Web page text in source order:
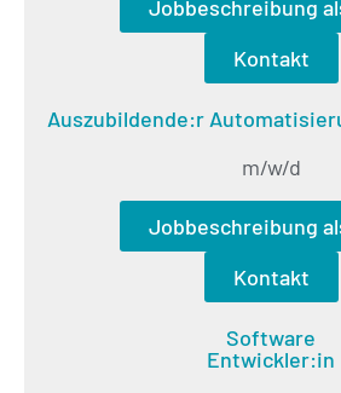
Jobbeschreibung
Kontakt
Auszubildende:r
m/w/d
Jobbeschreibung
Kontakt
Software
Entwickler:in